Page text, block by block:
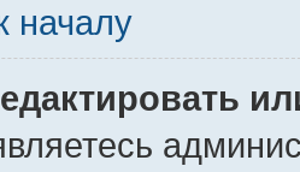
началу